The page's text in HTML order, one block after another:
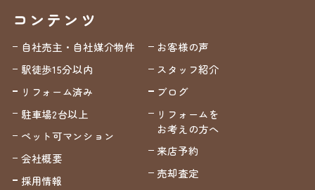
コンテンツ
自社売主・自社媒介物件
駅徒歩15分以内
リフォーム済み
駐車場2台以上
ペット可マンション
会社概要
採用情報
お客様の声
スタッフ紹介
ブログ
リフォームを
お考えの方へ
来店予約
売却査定